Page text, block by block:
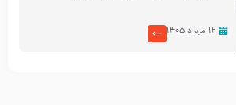
۱۲ مرداد ۱۴۰۵